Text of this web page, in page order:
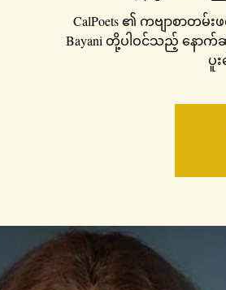
CalPoets ၏ ကဗျာစာတမ်
Bayani တို့ပါဝင်သည့် နော
ပူ